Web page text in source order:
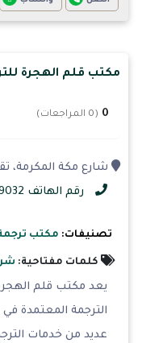
مكتب قلم الهجرة
0 (0 المراجعات)
شارع مكة المكرمة، تقاطع 3,
رقم الهاتف 0565589032
تصنيفات: مكتب
كلمات مفتاحية:
يعد مكتب قلم
الترجمة المعتمدة
عديد من خدمات